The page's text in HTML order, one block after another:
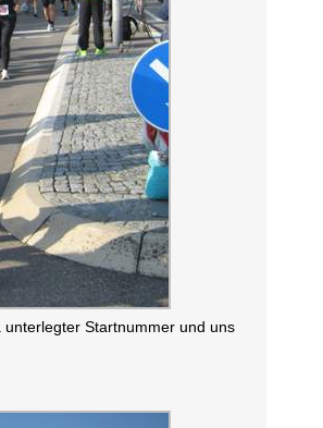
Startnummer und uns